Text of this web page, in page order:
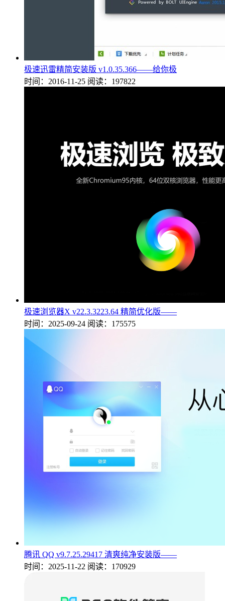
极速迅雷精简安装版 v1.0.35.366——给你极
时间：2016-11-25 阅读：197822
极速浏览器X v22.3.3223.64 精简优化版——
时间：2025-09-24 阅读：175575
腾讯 QQ v9.7.25.29417 清爽纯净安装版——
时间：2025-11-22 阅读：170929